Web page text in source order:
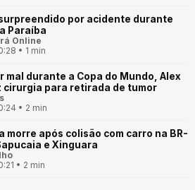
por acidente durante
Paraíba
Online
• 1 min
mal durante a Copa do Mundo, Alex
cirurgia para retirada de tumor
• 2 min
morre após colisão com carro na BR-
e Xinguara
• 2 min